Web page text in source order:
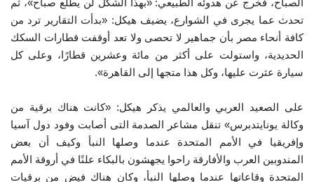
شروط وأحكام منحة ناصر للقيادة الدولية
منحة ناصر للقيادة الدولية
مرجعياتنا
المواطن العالمي
الرواد
تحدث عما يجرى في الشوارع، يضيف هيكل: «بدأت التقارير ترد من
كافة أنحاء مصر بأن جماهير لا تحصى ولا تعد أوقفت قطارات السكك
الحديدية، واستولت على أكثر من مائة وعشرين قطارًا، وعلى كل
سيارة عثرت عليها، وكل هذا متجها إلى القاهرة».
على الصعيد العربي والعالمي يذكر هيكل: «كانت هناك برقية من
وكالة يونايتدبرس» تنقل مشاعر الصدمة التى أصابت وفود دول آسيا
وإفريقيا في الأمم المتحدة عندما وصلها النبأ وكيف أن بعض
المندوبين العرب والأفارقة راحوا يجهشون بالبكاء علنًا في أروقة الأمم
المتحدة وقاعاتها عندما وصلها النبأ، وكان هناك فيض من برقيات